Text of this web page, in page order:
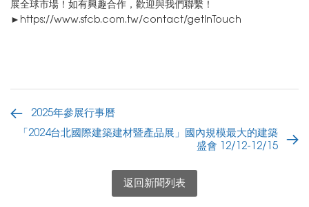
展全球市場！如有興趣合作，歡迎與我們聯繫！
► https://www.sfcb.com.tw/contact/getInTouch
2025年參展行事曆
「2024台北國際建築建材暨產品展」國內規模最大的建築
盛會 12/12-12/15
返回新聞列表